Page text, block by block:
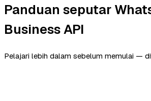
Panduan seputar
Business API
Pelajari lebih dalam sebelum memulai —